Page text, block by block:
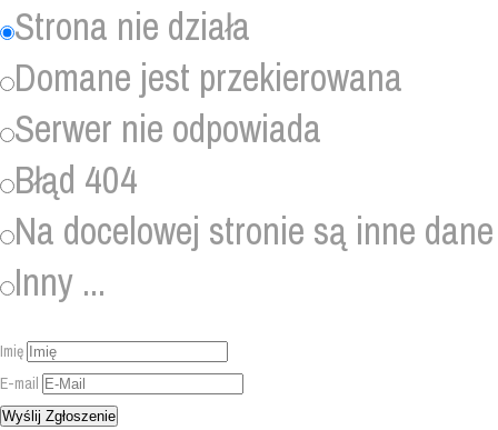
Strona nie działa
Domane jest przekierowana
Serwer nie odpowiada
Błąd 404
Na docelowej stronie są inne dane
Inny ...
Imię
E-mail